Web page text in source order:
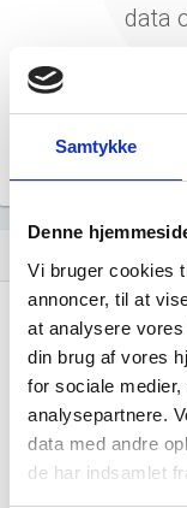
Samtykke
Denne
Vi bruger cookies
annoncer, til at
at analysere
din brug af vores
for sociale
analysepartnere.
data med andre
de har indsamlet
data
DACAR